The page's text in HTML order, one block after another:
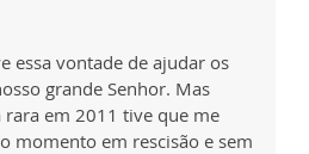
essa vontade de ajudar os
grande Senhor. Mas
rara em 2011 tive que me
momento em rescisão e sem